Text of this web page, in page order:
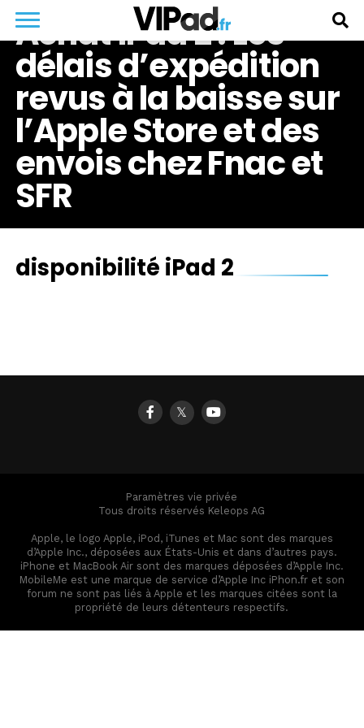
Achat iPad 2 : Les
délais d’expédition
revus à la baisse sur
l’Apple Store et des
envois chez Fnac et
SFR
disponibilité iPad 2
𝕏
Paramètres vie privée
Tous droits réservés Keleops AG
Apple, le logo Apple, iPod, iTunes et Mac sont des marques
d’Apple Inc., déposées aux États-Unis et dans d’autres pays.
iPhone et MacBook Air sont des marques déposées d’Apple Inc.
MobileMe est une marque de service d’Apple Inc iPhon.fr et son
forum ne sont pas liés à Apple et les marques citées sont la
propriété de leurs détenteurs respectifs.